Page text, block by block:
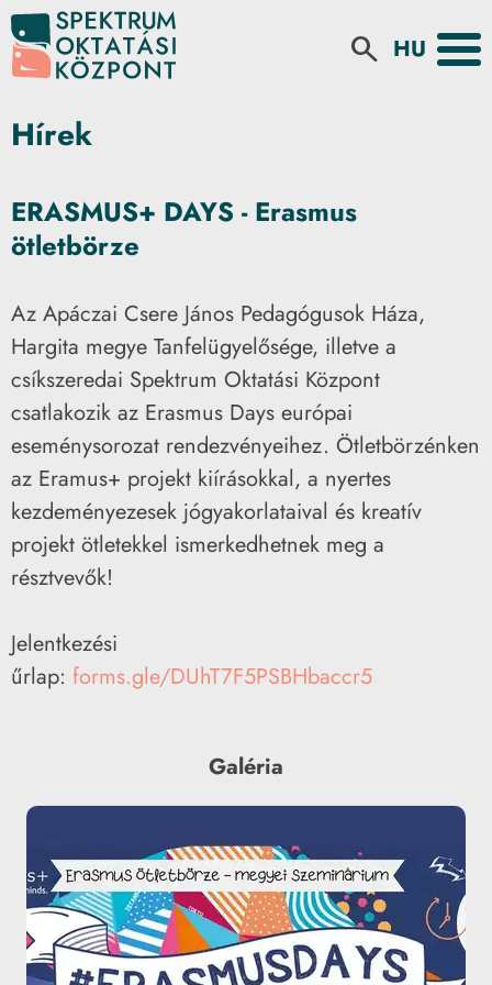
search Select your
Hírek
ERASMUS+ DAYS - Erasmus
ötletbörze
Az Apáczai Csere János Pedagógusok Háza,
Hargita megye Tanfelügyelősége, illetve a
csíkszeredai Spektrum Oktatási Központ
csatlakozik az Erasmus Days európai
eseménysorozat rendezvényeihez. Ötletbörzénken
az Eramus+ projekt kiírásokkal, a nyertes
kezdeményezesek jógyakorlataival és kreatív
projekt ötletekkel ismerkedhetnek meg a
résztvevők!
Jelentkezési
űrlap: forms.gle/DUhT7F5PSBHbaccr5
Galéria